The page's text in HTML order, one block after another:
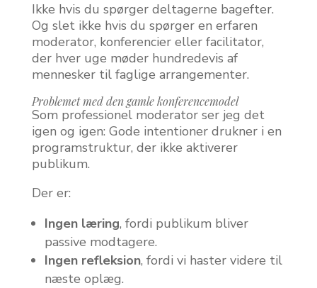
Ikke hvis du spørger deltagerne bagefter.
Og slet ikke hvis du spørger en erfaren
moderator, konferencier eller facilitator,
der hver uge møder hundredevis af
mennesker til faglige arrangementer.
Problemet med den gamle konferencemodel
Som professionel moderator ser jeg det
igen og igen: Gode intentioner drukner i en
programstruktur, der ikke aktiverer
publikum.
Der er:
Ingen læring, fordi publikum bliver
passive modtagere.
Ingen refleksion, fordi vi haster videre til
næste oplæg.